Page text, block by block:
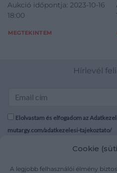
Cookie
A legjobb felhasználói élmény
Aukció időpontja: 2023-10-16
18:00
MEGTEKINTEM
Hírlevél
Elolvastam és elfogadom az
mutargy.com/adatkezelesi-tajekoztato/
Médiaajánlat